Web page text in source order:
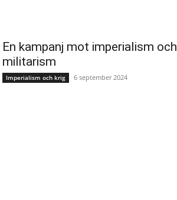
En kampanj mot imperialism och
militarism
Imperialism och krig 6 september 2024